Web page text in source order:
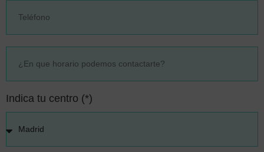
Indica tu centro (*)